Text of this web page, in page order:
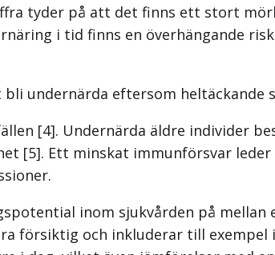
tyder på att det finns ett stort
i tid finns en överhängande
undernärda eftersom heltäckande
[4]. Undernärda äldre individer
[5]. Ett minskat immunförsvar
inom sjukvården på
försiktig och inkluderar till